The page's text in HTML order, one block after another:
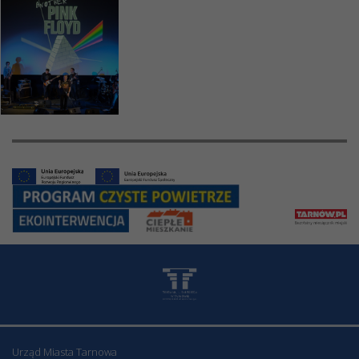
Urząd Miasta Tarnowa